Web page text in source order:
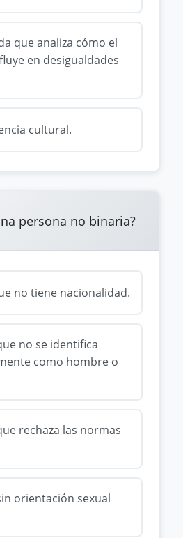
que analiza cómo el
en desigualdades
cultural.
persona no binaria?
no tiene nacionalidad.
no se identifica
como hombre o
rechaza las normas
orientación sexual